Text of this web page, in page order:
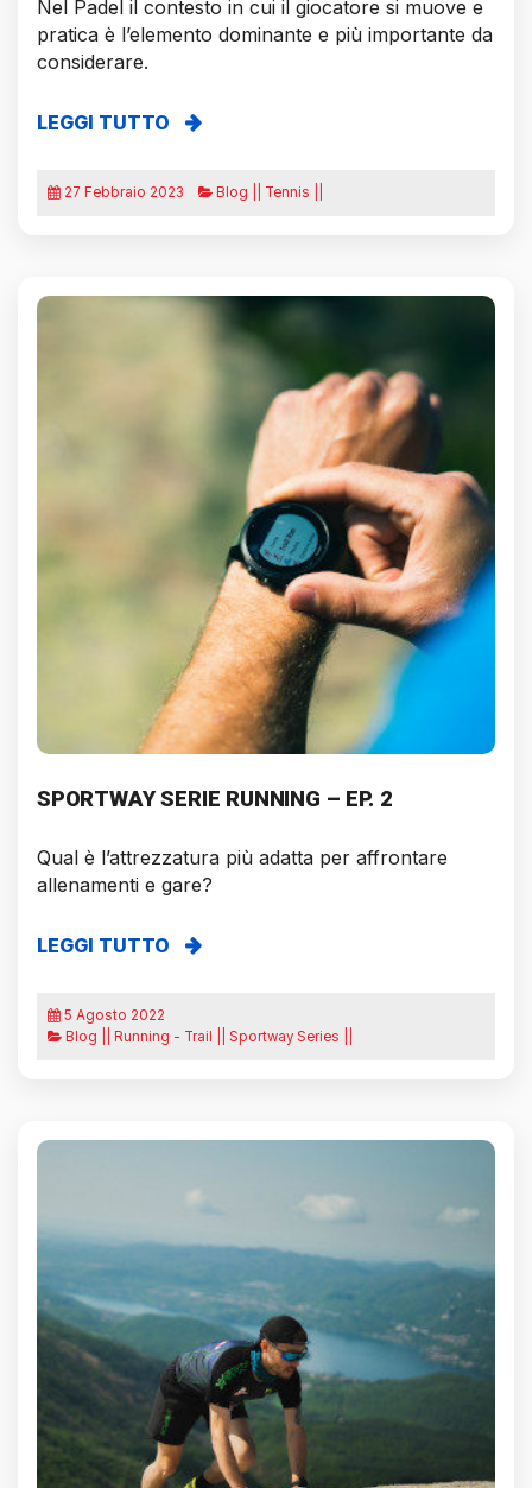
Nel Padel il contesto in cui il giocatore si muove e
pratica è l’elemento dominante e più importante da
considerare.
LEGGI TUTTO
27 Febbraio 2023 Blog || Tennis ||
SPORTWAY SERIE RUNNING – EP. 2
Qual è l’attrezzatura più adatta per affrontare
allenamenti e gare?
LEGGI TUTTO
5 Agosto 2022
Blog || Running - Trail || Sportway Series ||